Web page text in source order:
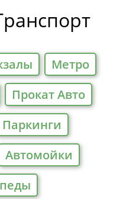
Метро
Прокат Авто
Паркинги
Автомойки